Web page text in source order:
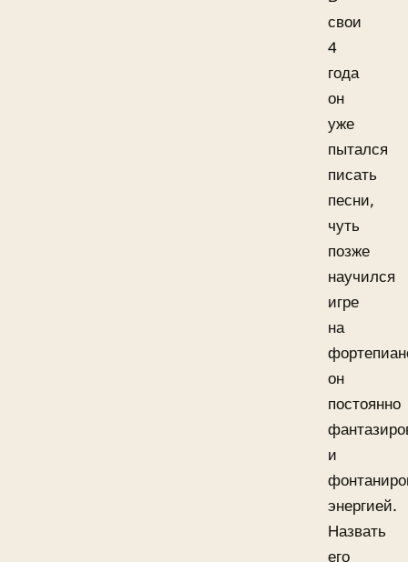
свои
4
года
он
уже
пытался
писать
песни,
чуть
позже
научился
игре
на
он
постоянно
и
энергией.
Назвать
его